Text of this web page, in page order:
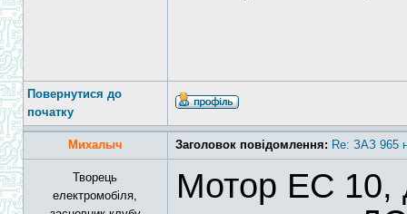
Повернутися до
початку
Михалыч Заголовок повідомлення: Re: ЗАЗ 965
Творець
електромобіля,
Мотор ЕС 10,